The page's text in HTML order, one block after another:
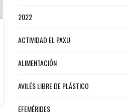
2022
ACTIVIDAD EL PAXU
ALIMENTACIÓN
AVILÉS LIBRE DE PLÁSTICO
EFEMÉRIDES